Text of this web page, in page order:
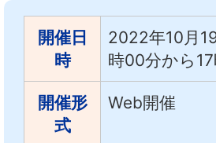
開催日
時
2022年10月
時00分から
開催形
式
Web開催